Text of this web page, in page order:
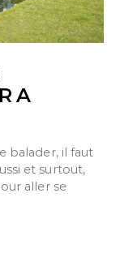
A
balader, il faut
et surtout,
aller se